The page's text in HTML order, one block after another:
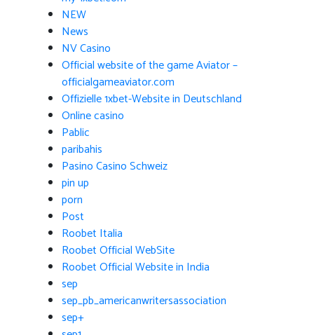
NEW
News
NV Casino
Official website of the game Aviator –
officialgameaviator.com
Offizielle 1xbet-Website in Deutschland
Online casino
Pablic
paribahis
Pasino Casino Schweiz
pin up
porn
Post
Roobet Italia
Roobet Official WebSite
Roobet Official Website in India
sep
sep_pb_americanwritersassociation
sep+